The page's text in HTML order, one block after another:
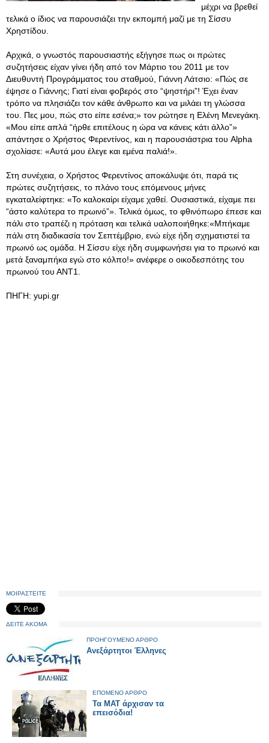
μέχρι να βρεθεί
τελικά ο ίδιος να παρουσιάζει την εκπομπή μαζί με τη Σίσσυ
Χρηστίδου.
Αρχικά, ο γνωστός παρουσιαστής εξήγησε πως οι πρώτες
συζητήσεις είχαν γίνει ήδη από τον Μάρτιο του 2011 με τον
Διευθυντή Προγράμματος του σταθμού, Γιάννη Λάτσιο: «Πώς σε
έψησε ο Γιάννης; Γιατί είναι φοβερός στο “ψηστήρι”! Έχει έναν
τρόπο να πλησιάζει τον κάθε άνθρωπο και να μιλάει τη γλώσσα
του. Πες μου, πώς στο είπε εσένα;» τον ρώτησε η Ελένη Μενεγάκη.
«Μου είπε απλά “ήρθε επιτέλους η ώρα να κάνεις κάτι άλλο”»
απάντησε ο Χρήστος Φερεντίνος, και η παρουσιάστρια του Alpha
σχολίασε: «Αυτά μου έλεγε και εμένα παλιά!».
Στη συνέχεια, ο Χρήστος Φερεντίνος αποκάλυψε ότι, παρά τις
πρώτες συζητήσεις, το πλάνο τους επόμενους μήνες
εγκαταλείφτηκε: «Το καλοκαίρι είχαμε χαθεί. Ουσιαστικά, είχαμε πει
“άστο καλύτερα το πρωινό”». Τελικά όμως, το φθινόπωρο έπεσε και
πάλι στο τραπέζι η πρόταση και τελικά υαλοποιήθηκε:«Μπήκαμε
πάλι στη διαδικασία τον Σεπτέμβριο, ενώ είχε ήδη σχηματιστεί τα
πρωινό ως ομάδα. Η Σίσσυ είχε ήδη συμφωνήσει για το πρωινό και
μετά ξαναμπήκα εγώ στο κόλπο!» ανέφερε ο οικοδεσπότης του
πρωινού του ΑΝΤ1.
ΠΗΓΗ: yupi.gr
ΜΟΙΡΑΣΤΕΙΤΕ
ΔΕΙΤΕ ΑΚΟΜΑ
ΠΡΟΗΓΟΥΜΕΝΟ ΑΡΘΡΟ
Ανεξάρτητοι Έλληνες
ΕΠΟΜΕΝΟ ΑΡΘΡΟ
Τα ΜΑΤ άρχισαν τα
επεισόδια!